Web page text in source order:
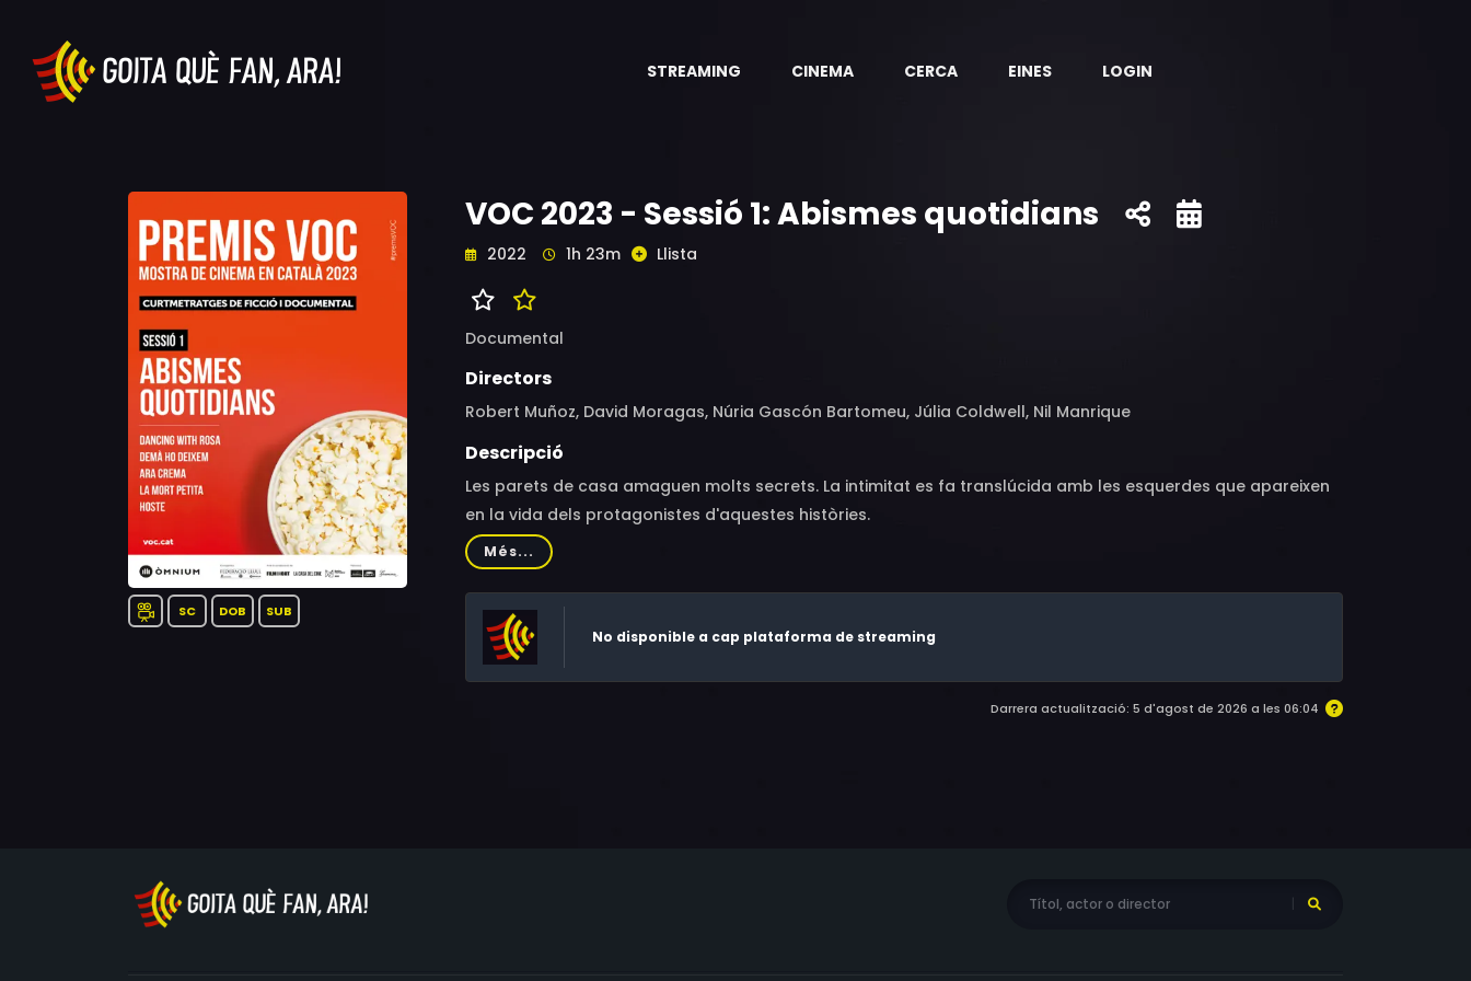
STREAMING CINEMA CERCA EINES LOGIN
SC DOB SUB
VOC 2023 - Sessió 1: Abismes quotidians
2022 1h 23m Llista
Documental
Directors
Robert Muñoz, David Moragas, Núria Gascón Bartomeu, Júlia Coldwell, Nil Manrique
Descripció
Les parets de casa amaguen molts secrets. La intimitat es fa translúcida amb les esquerdes que apareixen
en la vida dels protagonistes d'aquestes històries.
Més...
No disponible a cap plataforma de streaming
Darrera actualització: 5 d'agost de 2026 a les 06:04